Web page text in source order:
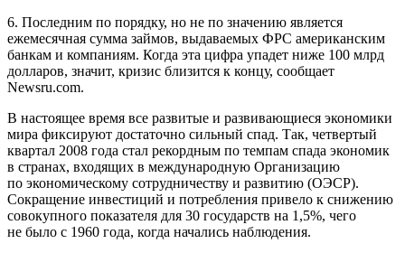
6. Последним по порядку, но не по значению является
ежемесячная сумма займов, выдаваемых ФРС американским
банкам и компаниям. Когда эта цифра упадет ниже 100 млрд
долларов, значит, кризис близится к концу, сообщает
Newsru.com.
В настоящее время все развитые и развивающиеся экономики
мира фиксируют достаточно сильный спад. Так, четвертый
квартал 2008 года стал рекордным по темпам спада экономик
в странах, входящих в международную Организацию
по экономическому сотрудничеству и развитию (ОЭСР).
Сокращение инвестиций и потребления привело к снижению
совокупного показателя для 30 государств на 1,5%, чего
не было с 1960 года, когда начались наблюдения.